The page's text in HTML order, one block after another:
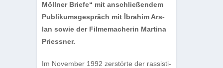
Möll­ner Briefe“ mit anschlie­ßen­dem
Publi­kums­ge­spräch mit İbrahim Ars­
lan sowie der Fil­me­ma­che­rin Mar­tina
Priessner.
Im Novem­ber 1992 zer­störte der ras­sis­ti­